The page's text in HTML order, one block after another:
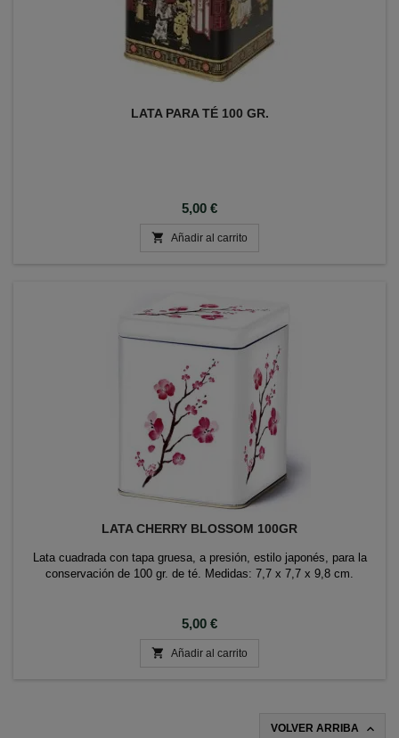
LATA PARA TÉ 100 GR.
Precio
5,00 €
 Añadir al carrito
LATA CHERRY BLOSSOM 100GR
Lata cuadrada con tapa gruesa, a presión, estilo japonés, para la
conservación de 100 gr. de té. Medidas: 7,7 x 7,7 x 9,8 cm.
Precio
5,00 €
 Añadir al carrito
VOLVER ARRIBA 